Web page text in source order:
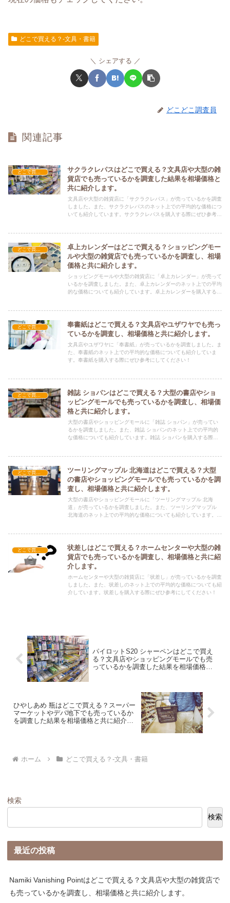
どこで買える？-文具・書籍
シェアする
どこどこ調査員
関連記事
どこで買える？-文具・書籍
サクラクレパスはどこで買える？文具店や大型の雑
貨店でも売っているかを調査した結果を相場価格と
共に紹介します。
文具店や大型の雑貨店に「サクラクレパス」が売っているかを調査
しました。また、サクラクレパスのネット上での平均的な価格につ
いても紹介しています。サクラクレパスを購入する際にぜひ参考に
どこで買える？-文具・書籍
卓上カレンダーはどこで買える？ショッピングモー
ルや大型の雑貨店でも売っているかを調査し、相場
価格と共に紹介します。
ショッピングモールや大型の雑貨店に「卓上カレンダー」が売って
いるかを調査しました。また、卓上カレンダーのネット上での平均
的な価格についても紹介しています。卓上カレンダーを購入する際
どこで買える？-文具・書籍
奉書紙はどこで買える？文具店やユザワヤでも売っ
ているかを調査し、相場価格と共に紹介します。
文具店やユザワヤに「奉書紙」が売っているかを調査しました。ま
た、奉書紙のネット上での平均的な価格についても紹介していま
す。奉書紙を購入する際にぜひ参考にしてください！
どこで買える？-文具・書籍
雑誌 ショパンはどこで買える？大型の書店やショ
ッピングモールでも売っているかを調査し、相場価
格と共に紹介します。
大型の書店やショッピングモールに「雑誌 ショパン」が売ってい
るかを調査しました。また、雑誌 ショパンのネット上での平均的
な価格についても紹介しています。雑誌 ショパンを購入する際に
ツーリングマップル 北海道はどこで買える？大型
の書店やショッピングモールでも売っているかを調
査し、相場価格と共に紹介します。
大型の書店やショッピングモールに「ツーリングマップル 北海
道」が売っているかを調査しました。また、ツーリングマップル
北海道のネット上での平均的な価格についても紹介しています。ツ
状差しはどこで買える？ホームセンターや大型の雑
貨店でも売っているかを調査し、相場価格と共に紹
介します。
ホームセンターや大型の雑貨店に「状差し」が売っているかを調査
しました。また、状差しのネット上での平均的な価格についても紹
介しています。状差しを購入する際にぜひ参考にしてください！
パイロットS20 シャーペンはどこで買え
る？文具店やショッピングモールでも売
っているかを調査した結果を相場価格と
ひやしあめ 瓶はどこで買える？スーパー
マーケットやデパ地下でも売っているか
を調査した結果を相場価格と共に紹介し
ホーム どこで買える？-文具・書籍
検索
検索
最近の投稿
Namiki Vanishing Pointはどこで買える？文具店や大型の雑貨店で
も売っているかを調査し、相場価格と共に紹介します。